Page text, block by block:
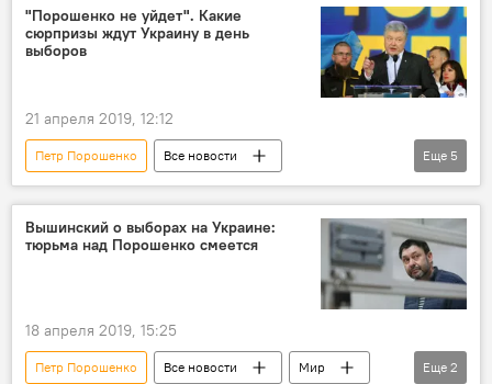
выборы
Украина
"Порошенко не уйдет". Какие
сюрпризы ждут Украину в день
выборов
21 апреля 2019, 12:12
Петр Порошенко
Все новости
Аналитика
Мнение
Мир
Политика
Украина выборы
Еще 5
Вышинский о выборах на Украине:
тюрьма над Порошенко смеется
18 апреля 2019, 15:25
Петр Порошенко Все новости
Мир
Еще 2